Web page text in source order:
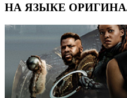
НА ЯЗЫКЕ